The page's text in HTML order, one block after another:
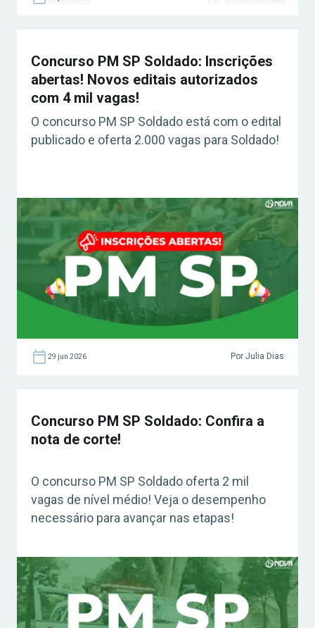
Concurso PM SP Soldado: Inscrições
abertas! Novos editais autorizados
com 4 mil vagas!
O concurso PM SP Soldado está com o edital
publicado e oferta 2.000 vagas para Soldado!
29 jun 2026 Por Julia Dias
Concurso PM SP Soldado: Confira a
nota de corte!
O concurso PM SP Soldado oferta 2 mil
vagas de nível médio! Veja o desempenho
necessário para avançar nas etapas!